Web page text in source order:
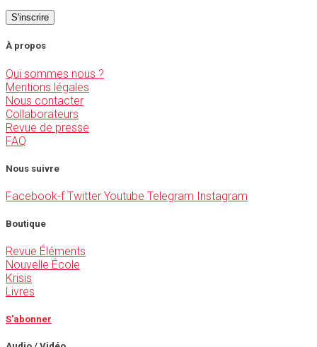
À propos
Qui sommes nous ?
Mentions légales
Nous contacter
Collaborateurs
Revue de presse
FAQ
Nous suivre
Facebook-f Twitter Youtube Telegram Instagram
Boutique
Revue Éléments
Nouvelle École
Krisis
Livres
S'abonner